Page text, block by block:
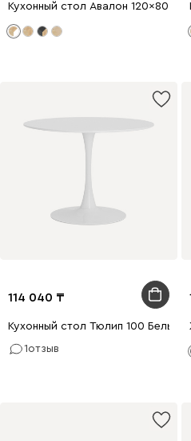
Кухонный стол Авалон 120x80
114 040
Кухонный стол Тюлип 100 Белый
1отзыв